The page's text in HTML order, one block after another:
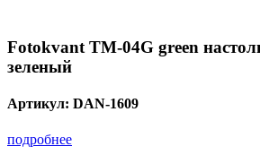
Fotokvant TM-04G green
зеленый
Артикул: DAN-1609
подробнее